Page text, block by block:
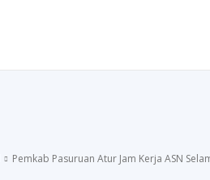
Pemkab Pasuruan Atur Jam Kerja ASN